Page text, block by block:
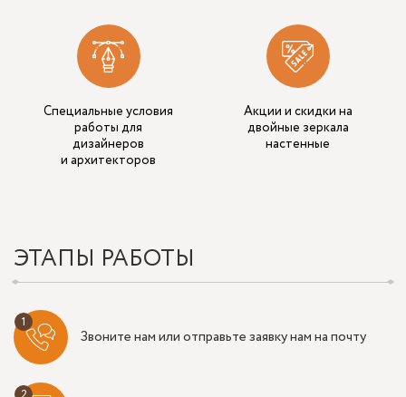
Специальные условия
работы для
дизайнеров
и архитекторов
Акции и скидки на
двойные зеркала
настенные
ЭТАПЫ РАБОТЫ
Звоните нам или отправьте заявку нам на почту